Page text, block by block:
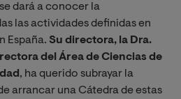
dará a conocer la
las actividades definidas en
España. Su directora, la Dra.
del Área de Ciencias de
, ha querido subrayar la
arrancar una Cátedra de estas